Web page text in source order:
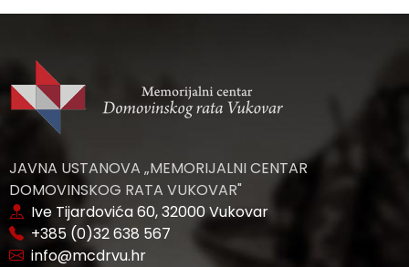
JAVNA USTANOVA „MEMORIJALNI CENTAR
DOMOVINSKOG RATA VUKOVAR"
Ive Tijardovića 60, 32000 Vukovar
+385 (0)32 638 567
info@mcdrvu.hr